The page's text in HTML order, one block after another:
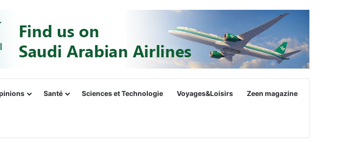
Santé Sciences et Technologie Voyages&Loisirs Zeen magazine